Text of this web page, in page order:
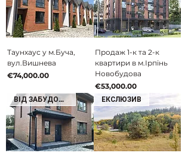
Таунхаус у м.Буча,
вул.Вишнева
Price
€74,000.00
Продаж 1-к та 2-к
квартири в м.Ірпінь
Новобудова
Price
€53,000.00
ВІД ЗАБУДОВНИКА ЕКСЛЮЗИВ